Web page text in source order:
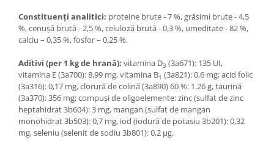
Constituenţi analitici: proteine brute - 7 %, grăsimi brute - 4,5
%, cenuşă brută - 2,5 %, celuloză brută - 0,3 %, umeditate - 82 %,
calciu – 0,35 %, fosfor – 0,25 %.
Aditivi (per 1 kg de hrană): vitamina D3 (3a671): 135 UI,
vitamina E (3a700): 8,99 mg, vitamina B1 (3a821): 0,6 mg; acid folic
(3a316): 0,17 mg, clorură de colină (3a890) 60 %: 1,26 g, taurină
(3a370): 356 mg; compuşi de oligoelemente: zinc (sulfat de zinc
heptahidrat 3b604): 3 mg, mangan (sulfat de mangan
monohidrat 3b503): 0,7 mg, iod (iodură de potasiu 3b201): 0,32
mg, seleniu (selenit de sodiu 3b801): 0,2 μg.